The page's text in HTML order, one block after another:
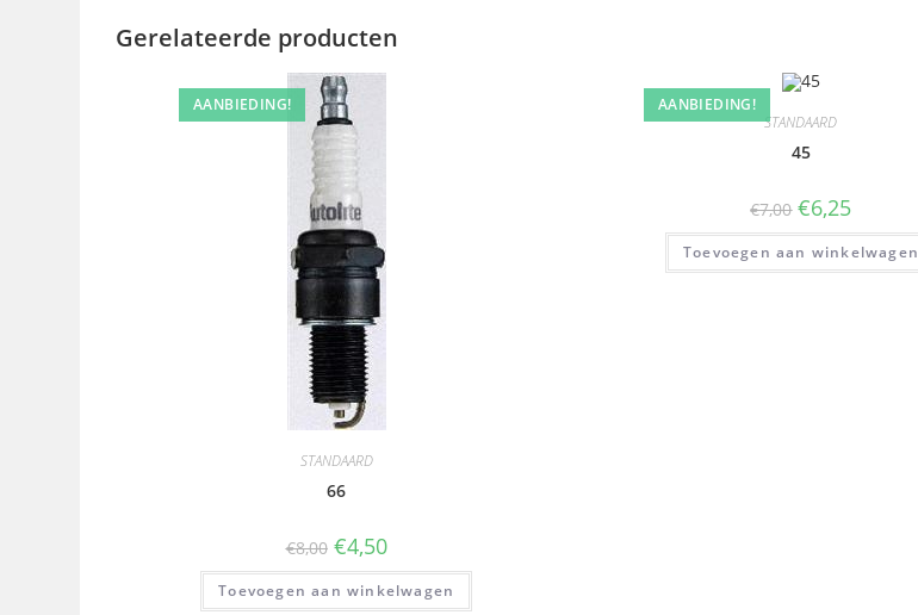
Gerelateerde producten
AANBIEDING!
STANDAARD
66
€8,00 €4,50
Toevoegen aan winkelwagen
AANBIEDING!
STANDAARD
45
€7,00 €6,25
Toevoegen aan winkelwagen